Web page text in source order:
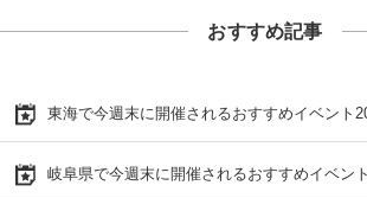
おすすめ記事
東海で今週末に開催されるおすすめイベント
岐阜県で今週末に開催されるおすすめイベン